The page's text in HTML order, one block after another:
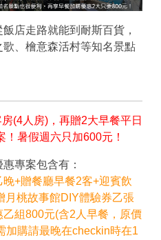
店走路就能到耐斯百貨，
、檜意森活村等知名景點
(4人房)，再贈2大早餐平日
暑假週六只加600元！
專案包含有：
+贈餐廳早餐2客+迎賓飲
月桃故事館DIY體驗券乙張
組800元(含2人早餐，原價
加購請最晚在checkin時在1